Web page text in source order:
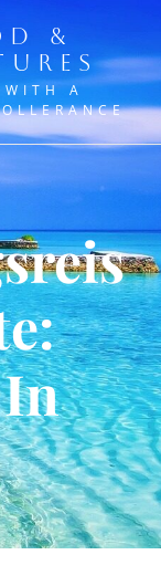
&
WITH A